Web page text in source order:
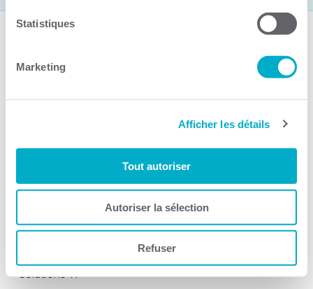
Statistiques
Marketing
Afficher les détails
Tout autoriser
Autoriser la sélection
Refuser
Toutes les activités
Gusto
Solutions TI